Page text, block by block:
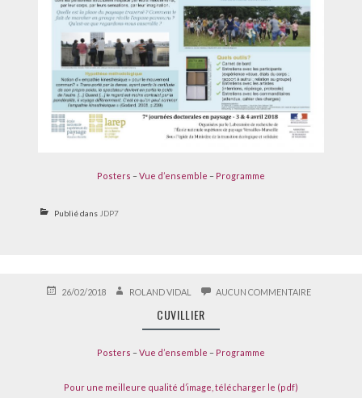
Posters – Vue d’ensemble – Programme
Publié dans JDP7
PUBLIÉ26/02/2018 AUTEURROLAND VIDAL AUCUN COMMENTAIRESUR
CUVILLIER
Posters – Vue d’ensemble – Programme
Pour une meilleure qualité d’image, télécharger le (pdf)